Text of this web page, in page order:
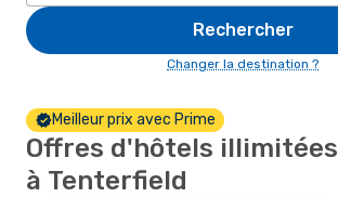
Rechercher
Changer la destination ?
Meilleur prix avec Prime
Offres d'hôtels illimitées
à Tenterfield